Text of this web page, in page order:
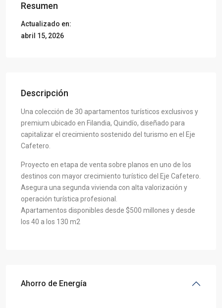
Resumen
Actualizado en:
abril 15, 2026
Descripción
Una colección de 30 apartamentos turísticos exclusivos y
premium ubicado en Filandia, Quindío, diseñado para
capitalizar el crecimiento sostenido del turismo en el Eje
Cafetero.
Proyecto en etapa de venta sobre planos en uno de los
destinos con mayor crecimiento turístico del Eje Cafetero.
Asegura una segunda vivienda con alta valorización y
operación turística profesional.
Apartamentos disponibles desde $500 millones y desde
los 40 a los 130 m2
Ahorro de Energía